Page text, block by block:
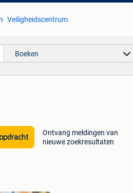
Veiligheidscentrum
Boeken
Ontvang meldingen van
nieuwe zoekresultaten